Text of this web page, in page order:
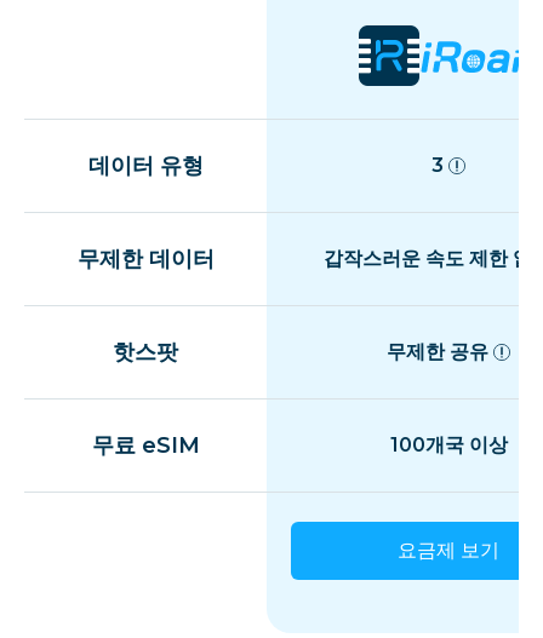
데이터 유형 3
무제한 데이터 갑작스러운 속도 제한 없
핫스팟 무제한 공유
무료 eSIM 100개국 이상
요금제 보기